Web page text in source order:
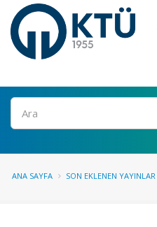
Ara
ANA SAYFA SON EKLENEN YAYINLAR